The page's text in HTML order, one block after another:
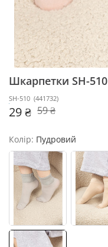
Шкарпетки SH-510
SH-510 (441732)
29 ₴ 59 ₴
Колір: Пудровий